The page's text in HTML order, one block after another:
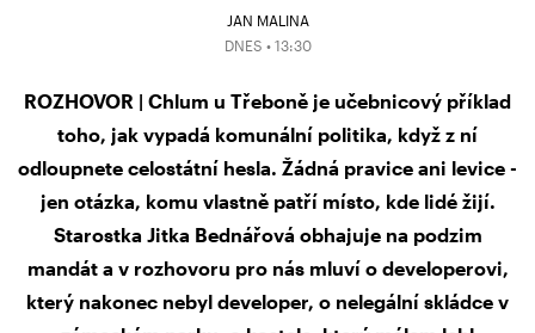
JAN MALINA
DNES • 13:30
ROZHOVOR | Chlum u Třeboně je učebnicový příklad
toho, jak vypadá komunální politika, když z ní
odloupnete celostátní hesla. Žádná pravice ani levice -
jen otázka, komu vlastně patří místo, kde lidé žijí.
Starostka Jitka Bednářová obhajuje na podzim
mandát a v rozhovoru pro nás mluví o developerovi,
který nakonec nebyl developer, o nelegální skládce v